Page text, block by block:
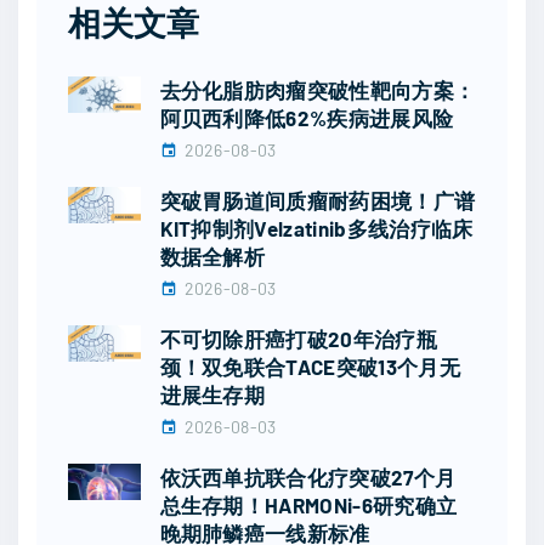
相关文章
去分化脂肪肉瘤突破性靶向方案：
阿贝西利降低62%疾病进展风险
2026-08-03
突破胃肠道间质瘤耐药困境！广谱
KIT抑制剂Velzatinib多线治疗临床
数据全解析
2026-08-03
不可切除肝癌打破20年治疗瓶
颈！双免联合TACE突破13个月无
进展生存期
2026-08-03
依沃西单抗联合化疗突破27个月
总生存期！HARMONi-6研究确立
晚期肺鳞癌一线新标准